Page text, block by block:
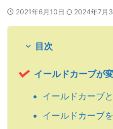
2021年6月10日 2024年7月
目次
イールドカーブが
イールドカーブ
イールドカーブ